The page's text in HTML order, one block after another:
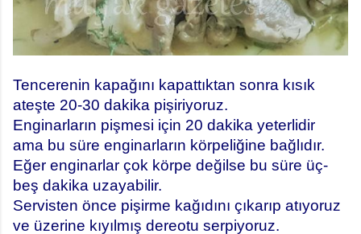
Tencerenin kapağını kapattıktan sonra kısık
ateşte 20-30 dakika pişiriyoruz.
Enginarların pişmesi için 20 dakika yeterlidir
ama bu süre enginarların körpeliğine bağlıdır.
Eğer enginarlar çok körpe değilse bu süre üç-
beş dakika uzayabilir.
Servisten önce pişirme kağıdını çıkarıp atıyoruz
ve üzerine kıyılmış dereotu serpiyoruz.